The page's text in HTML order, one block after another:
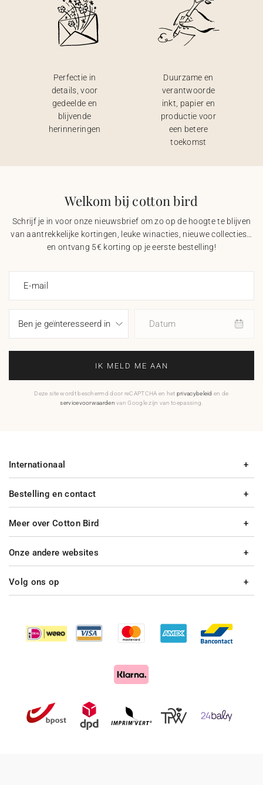
Perfectie in
details, voor
gedeelde en
blijvende
herinneringen
Duurzame en
verantwoorde
inkt, papier en
productie voor
een betere
toekomst
Welkom bij cotton bird
Schrijf je in voor onze nieuwsbrief om zo op de hoogte te blijven
van aantrekkelijke kortingen, leuke winacties, nieuwe collecties…
en ontvang 5€ korting op je eerste bestelling!
E-mail
Datum
IK MELD ME AAN
Deze site wordt beschermd door reCAPTCHA en het privacybeleid en de
servicevoorwaarden van Google zijn van toepassing.
Bestelling en contact
Meer over Cotton Bird
Internationaal
Onze andere websites
Volg ons op